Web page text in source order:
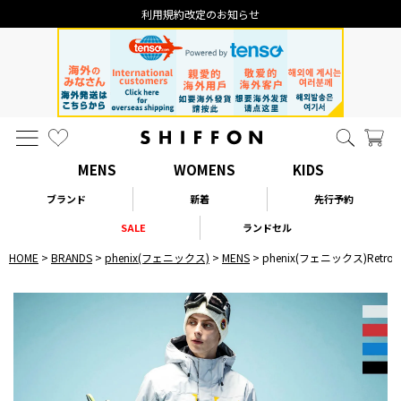
利用規約改定のお知らせ
MENS WOMENS KIDS
ブランド 新着
先行予約
SALE
ランドセル
HOME BRANDS phenix(フェニックス) MENS phenix(フェニックス)Retro